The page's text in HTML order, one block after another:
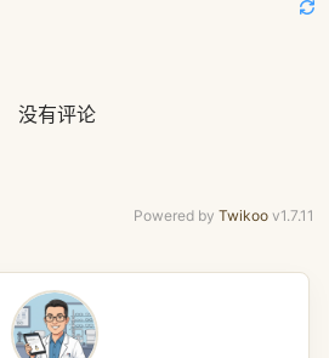
没有评论
Powered by Twikoo v1.7.11